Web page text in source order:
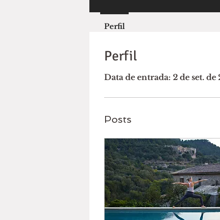
Perfil
Data de entrada: 2 de set. de
Posts
Perfil